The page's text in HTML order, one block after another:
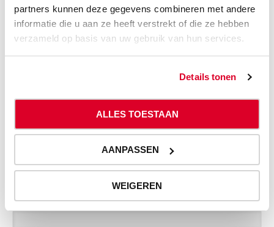
partners kunnen deze gegevens combineren met andere
informatie die u aan ze heeft verstrekt of die ze hebben
verzameld op basis van uw gebruik van hun services.
Details tonen
ALLES TOESTAAN
AANPASSEN
WEIGEREN
Jouw gegevens
Jouw achternaam*